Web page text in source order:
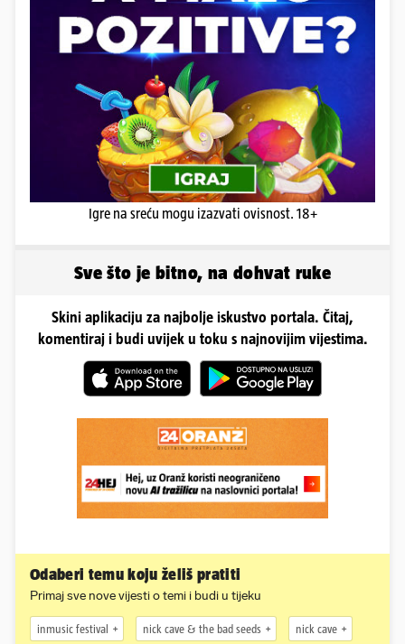
Igre na sreću mogu izazvati ovisnost. 18+
Sve što je bitno, na dohvat ruke
Skini aplikaciju za najbolje iskustvo portala. Čitaj,
komentiraj i budi uvijek u toku s najnovijim vijestima.
Odaberi temu koju želiš pratiti
Primaj sve nove vijesti o temi i budi u tijeku
inmusic festival nick cave & the bad seeds nick cave